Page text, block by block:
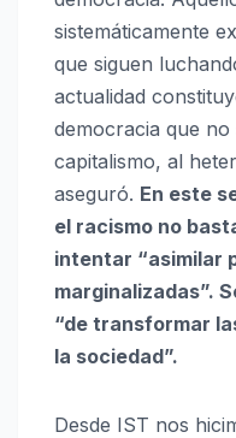
sistemáticamente
que siguen
actualidad
democracia que
capitalismo, al
aseguró. En este
el racismo no
intentar “asimilar
marginalizadas”.
“de transformar
la sociedad”.
Desde IST nos